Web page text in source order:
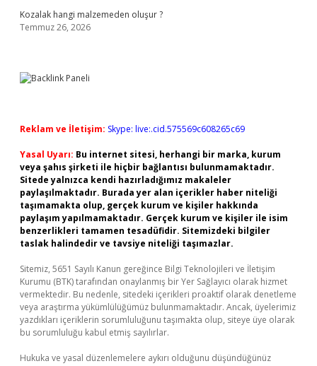
Kozalak hangi malzemeden oluşur ?
Temmuz 26, 2026
Reklam ve İletişim: Skype: live:.cid.575569c608265c69
Yasal Uyarı: Bu internet sitesi, herhangi bir marka, kurum
veya şahıs şirketi ile hiçbir bağlantısı bulunmamaktadır.
Sitede yalnızca kendi hazırladığımız makaleler
paylaşılmaktadır. Burada yer alan içerikler haber niteliği
taşımamakta olup, gerçek kurum ve kişiler hakkında
paylaşım yapılmamaktadır. Gerçek kurum ve kişiler ile isim
benzerlikleri tamamen tesadüfidir. Sitemizdeki bilgiler
taslak halindedir ve tavsiye niteliği taşımazlar.
Sitemiz, 5651 Sayılı Kanun gereğince Bilgi Teknolojileri ve İletişim
Kurumu (BTK) tarafından onaylanmış bir Yer Sağlayıcı olarak hizmet
vermektedir. Bu nedenle, sitedeki içerikleri proaktif olarak denetleme
veya araştırma yükümlülüğümüz bulunmamaktadır. Ancak, üyelerimiz
yazdıkları içeriklerin sorumluluğunu taşımakta olup, siteye üye olarak
bu sorumluluğu kabul etmiş sayılırlar.
Hukuka ve yasal düzenlemelere aykırı olduğunu düşündüğünüz